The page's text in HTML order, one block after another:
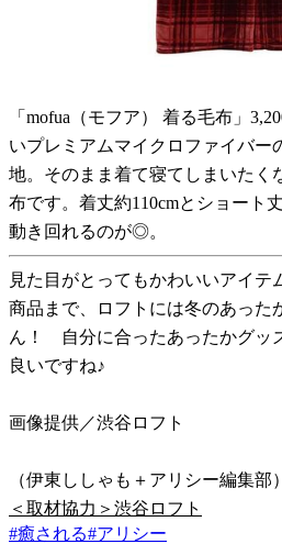
「mofua（モフア） 着る毛布」
いプレミアムマイクロファイバー
地。そのまま着て寝てしまいたく
布です。着丈約110cmとショート
動き回れるのが◎。
見た目がとってもかわいいアイテ
商品まで、ロフトには冬のあった
ん！ 自分に合ったあったかグッ
良いですね♪
画像提供／渋谷ロフト
（伊東ししゃも＋アリシー編集部）
＜取材協力＞渋谷ロフト
#癒される#アリシー